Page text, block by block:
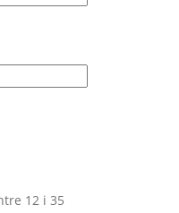
12 i 35